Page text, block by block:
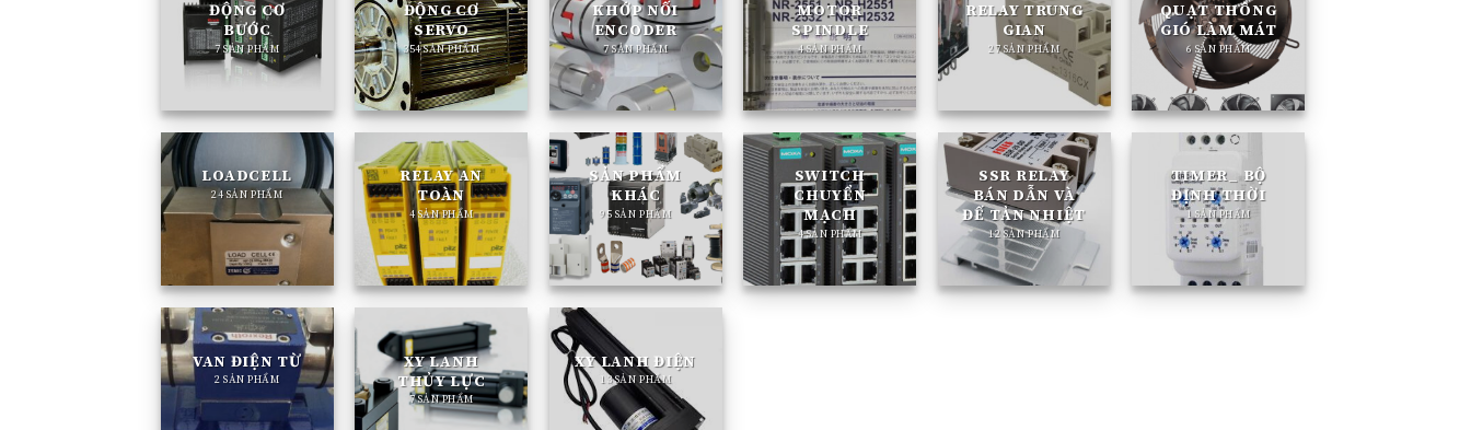
ĐỘNG CƠ
BƯỚC
7 SẢN PHẨM
ĐỘNG CƠ
SERVO
354 SẢN PHẨM
KHỚP NỐI
ENCODER
7 SẢN PHẨM
MOTOR
SPINDLE
4 SẢN PHẨM
RELAY TRUNG
GIAN
27 SẢN PHẨM
QUẠT THÔNG
GIÓ LÀM MÁT
6 SẢN PHẨM
LOADCELL
24 SẢN PHẨM
RELAY AN
TOÀN
4 SẢN PHẨM
SẢN PHẨM
KHÁC
95 SẢN PHẨM
SWITCH
CHUYỂN
MẠCH
4 SẢN PHẨM
SSR RELAY
BÁN DẪN VÀ
ĐẾ TẢN NHIỆT
12 SẢN PHẨM
TIMER_ BỘ
ĐỊNH THỜI
1 SẢN PHẨM
VAN ĐIỆN TỪ
2 SẢN PHẨM
XY LANH
THỦY LỰC
7 SẢN PHẨM
XY LANH ĐIỆN
13 SẢN PHẨM